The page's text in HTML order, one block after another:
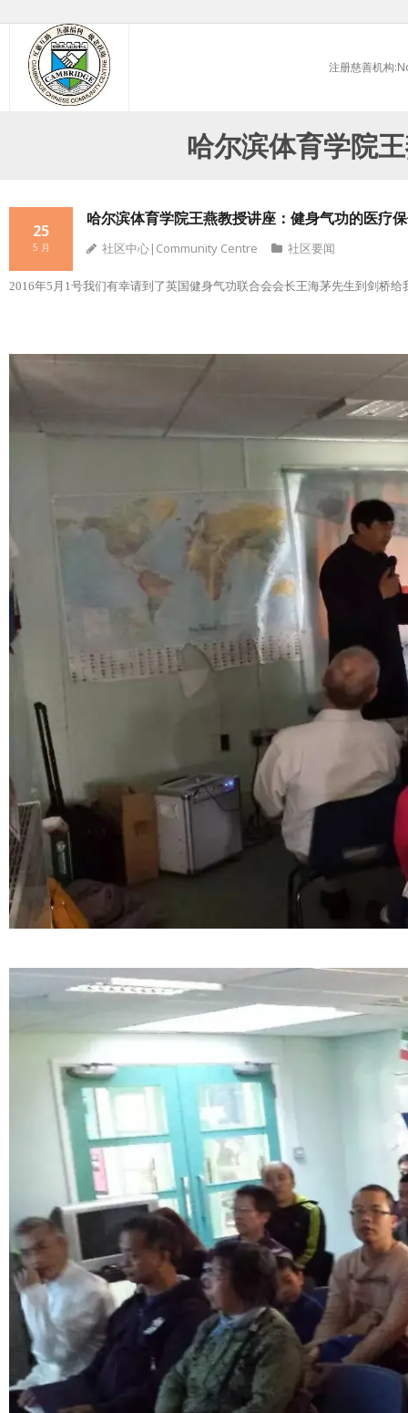
content
注册慈善机构
哈尔滨体育学院
哈尔滨体育学院王燕教授讲座：健身气功的医疗
25
5 月 社区中心|Community Centre 社区要闻
2016年5月1号我们有幸请到了英国健身气功联合会会长王海茅先生到剑桥